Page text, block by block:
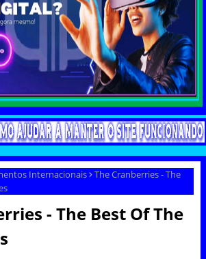
Internacionais
The Cranberries - The
- The Best Of The